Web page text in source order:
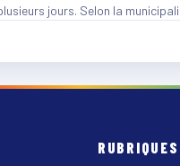
jours. Selon la
RUBRIQUES